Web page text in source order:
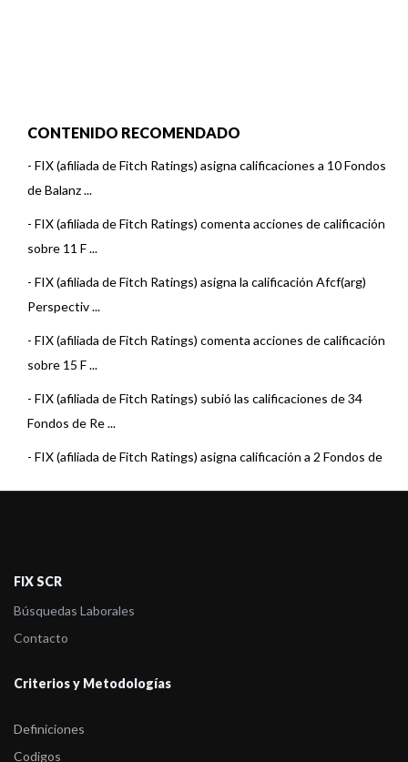
CONTENIDO RECOMENDADO
- FIX (afiliada de Fitch Ratings) asigna calificaciones a 10 Fondos
de Balanz ...
- FIX (afiliada de Fitch Ratings) comenta acciones de calificación
sobre 11 F ...
- FIX (afiliada de Fitch Ratings) asigna la calificación Afcf(arg)
Perspectiv ...
- FIX (afiliada de Fitch Ratings) comenta acciones de calificación
sobre 15 F ...
- FIX (afiliada de Fitch Ratings) subió las calificaciones de 34
Fondos de Re ...
- FIX (afiliada de Fitch Ratings) asigna calificación a 2 Fondos de
- FIX (afiliada de Fitch Ratings) comenta acciones de calificación
FIX (afiliada de Fitch Ratings) comenta acciones de calificación
-FIX (afiliada de Fitch Ratings) comenta acciones de calificación
FIX SCR
Búsquedas Laborales
Contacto
Criterios y Metodologías
Definiciones
Codigos